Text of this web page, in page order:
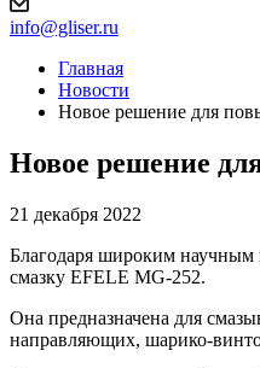
info@gliser.ru
Главная
Новости
Новое решение для
Новое решение
21 декабря 2022
Благодаря широким научным
смазку EFELE MG-252.
Она предназначена для
направляющих, шарико-